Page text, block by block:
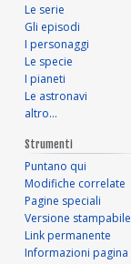
Le serie
Gli episodi
I personaggi
Le specie
I pianeti
Le astronavi
altro…
Strumenti
Puntano qui
Modifiche correlate
Pagine speciali
Versione stampabile
Link permanente
Informazioni pagina